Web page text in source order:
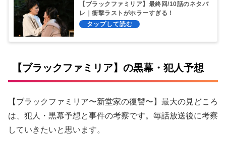
【ブラックファミリア】最終回/10話のネタバ
レ｜衝撃ラストがホラーすぎる！
【ブラックファミリア】の黒幕・犯人予想
【ブラックファミリア〜新堂家の復讐〜】最大の見どころ
は、犯人・黒幕予想と事件の考察です。毎話放送後に考察
していきたいと思います。